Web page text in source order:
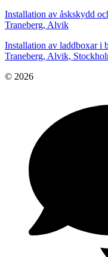
Installation av åskskydd
Traneberg, Alvik
Installation av laddboxar i
Traneberg, Alvik,
© 2026